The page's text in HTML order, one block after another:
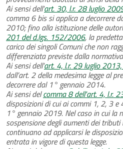
Ai sensi dell'art. 30, l.r. 28 luglio
comma 6 bis si applica a decorrere
2010; fino alla istituzione delle
201 del d.lgs. 152/2006, la
carico dei singoli Comuni che non
differenziata previste dalla
Ai sensi dell'art. 4, l.r. 29 luglio
dall’art. 2 della medesima legge al
decorrere dal 1° gennaio 2014.
Ai sensi delcomma 8 dell'art. 4, l.r.
disposizioni di cui ai commi 1, 2, 3 e
1° gennaio 2019. Nel caso in cui la
sospensione degli aumenti dei
continuano ad applicarsi le
entrata in vigore di questa legge.